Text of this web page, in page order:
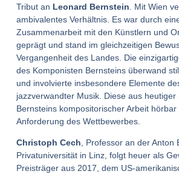
Tribut an Leonard Bernstein . Mit Wien
ambivalentes Verhältnis. Es war durch
Zusammenarbeit mit den Künstlern und
geprägt und stand im gleichzeitigen
Vergangenheit des Landes. Die
des Komponisten Bernsteins überwand
und involvierte insbesondere Elemente
jazzverwandter Musik. Diese aus
Bernsteins kompositorischer Arbeit
Anforderung des Wettbewerbes.
Christoph Cech, Professor an der Anton
Privatuniversität in Linz, folgt heuer als
Preisträger aus 2017, dem US-